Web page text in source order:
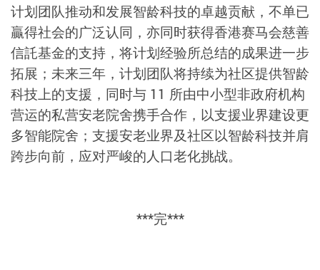
计划团队推动和发展智龄科技的卓越贡献，不单已
贏得社会的广泛认同，亦同时获得香港赛马会慈善
信託基金的支持，将计划经验所总结的成果进一步
拓展；未来三年，计划团队将持续为社区提供智龄
科技上的支援，同时与 11 所由中小型非政府机构
营运的私营安老院舍携手合作，以支援业界建设更
多智能院舍；支援安老业界及社区以智龄科技并肩
跨步向前，应对严峻的人口老化挑战。
***完***